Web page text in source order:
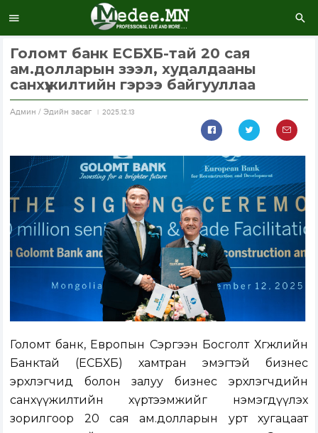
Голомт банк ЕСБХБ-тaй 20 сая
ам.долларын зээл, худалдааны
санхүүжилтийн гэрээ байгууллаа
Aдмин / Эдийн засаг 2025.12.13
Голомт банк, Европын Сэргээн Босголт Хөгжлийн
Банктай (ЕСБХБ) хамтран эмэгтэй бизнес
эрхлэгчид болон залуу бизнес эрхлэгчдийн
санхүүжилтийн хүртээмжийг нэмэгдүүлэх
зорилгоор
20 сая ам.долларын урт хугацаат